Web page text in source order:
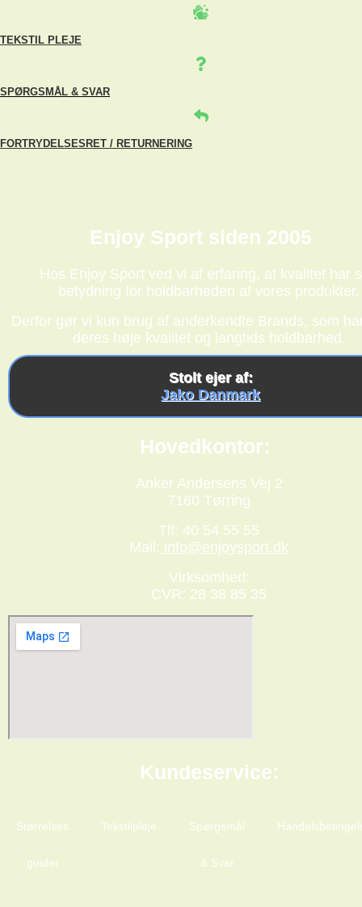
TEKSTIL PLEJE
SPØRGSMÅL & SVAR
FORTRYDELSESRET / RETURNERING
Enjoy Sport siden 2005
Hos Enjoy Sport ved vi af erfaring, at kvalitet har
betydning for holdbarheden af vores produkter.
Derfor gør vi kun brug af anderkendte Brands, som
deres høje kvalitet og langtids holdbarhed.
Stolt ejer af:
Jako Danmark
Hovedkontor:
Anker Andersens Vej 2
7160 Tørring
Tlf: 40 54 55 55
Mail: info@enjoysport.dk
Virksomhed:
CVR: 28 38 85 35
Kundeservice:
Størrelses
guider
Tekstilpleje Spørgsmål
& Svar